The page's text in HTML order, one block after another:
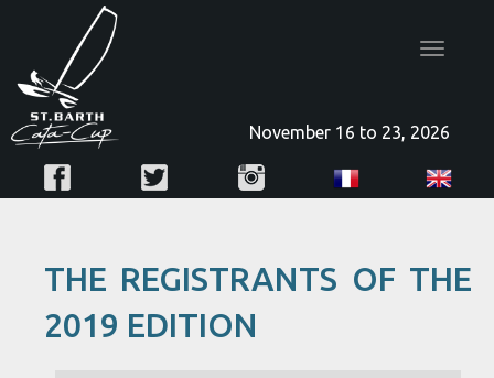
Toggle
November 16 to 23, 2026
THE REGISTRANTS OF THE
2019 EDITION